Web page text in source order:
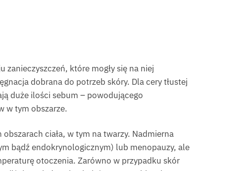
które mogły się na niej
dobrana do potrzeb skóry. Dla cery tłustej
duże ilości sebum – powodującego
w tym obszarze.
ciała, w tym na twarzy. Nadmierna
bądź endokrynologicznym) lub menopauzy, ale
otoczenia. Zarówno w przypadku skór